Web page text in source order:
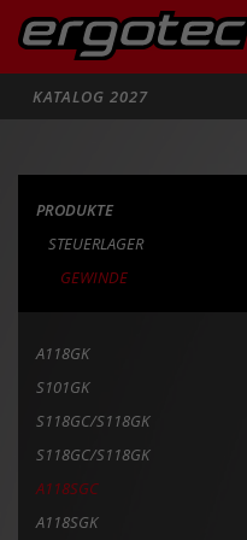
KATALOG 2027
PRODUKTE
STEUERLAGER
GEWINDE
A118GK
S101GK
S118GC/S118GK
S118GC/S118GK
A118SGC
A118SGK